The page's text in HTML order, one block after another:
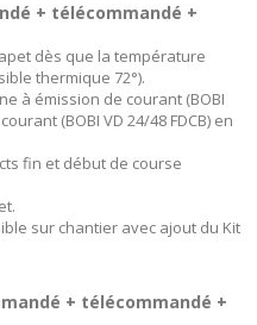
+ télécommandé +
dès que la température
thermique 72°).
à émission de courant (BOBI
(BOBI VD 24/48 FDCB) en
fin et début de course
sur chantier avec ajout du Kit
+ télécommandé +